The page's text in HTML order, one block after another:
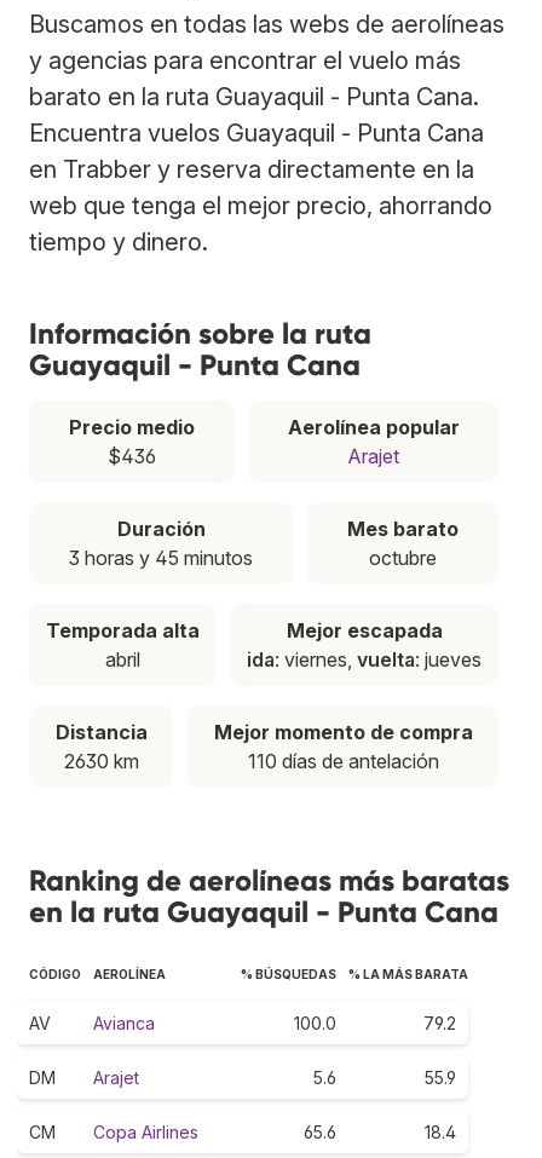
Buscamos en todas las webs de aerolíneas
y agencias para encontrar el vuelo más
barato en la ruta Guayaquil - Punta Cana.
Encuentra vuelos Guayaquil - Punta Cana
en Trabber y reserva directamente en la
web que tenga el mejor precio, ahorrando
tiempo y dinero.
Información sobre la ruta
Guayaquil - Punta Cana
Precio medio
$436
Aerolínea popular
Arajet
Duración
3 horas y 45 minutos
Mes barato
octubre
Temporada alta
abril
Mejor escapada
ida: viernes,vuelta: jueves
Distancia
2630 km
Mejor momento de compra
110 días de antelación
Ranking de aerolíneas más baratas
en la ruta Guayaquil - Punta Cana
CÓDIGO AEROLÍNEA % BÚSQUEDAS % LA MÁS BARATA
AV Avianca 100.0 79.2
DM Arajet 5.6 55.9
CM Copa Airlines 65.6 18.4